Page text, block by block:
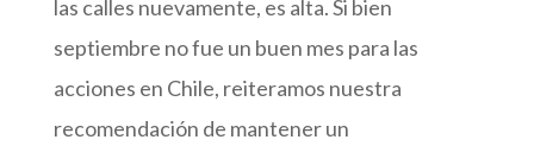
las calles nuevamente, es alta. Si bien
septiembre no fue un buen mes para las
acciones en Chile, reiteramos nuestra
recomendación de mantener un